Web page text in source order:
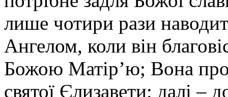
лише чотири рази
Ангелом, коли він
Божою Матір’ю; Вона
святої Єлизавети; далі –